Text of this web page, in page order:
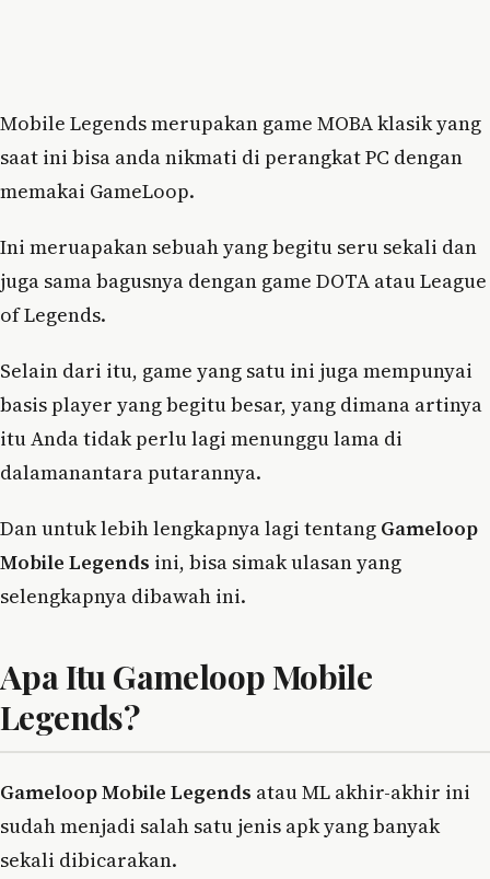
Mobile Legends merupakan game MOBA klasik yang
saat ini bisa anda nikmati di perangkat PC dengan
memakai GameLoop.
Ini meruapakan sebuah yang begitu seru sekali dan
juga sama bagusnya dengan game DOTA atau League
of Legends.
Selain dari itu, game yang satu ini juga mempunyai
basis player yang begitu besar, yang dimana artinya
itu Anda tidak perlu lagi menunggu lama di
dalamanantara putarannya.
Dan untuk lebih lengkapnya lagi tentang Gameloop
Mobile Legends ini, bisa simak ulasan yang
selengkapnya dibawah ini.
Apa Itu Gameloop Mobile
Legends?
Gameloop Mobile Legends atau ML akhir-akhir ini
sudah menjadi salah satu jenis apk yang banyak
sekali dibicarakan.